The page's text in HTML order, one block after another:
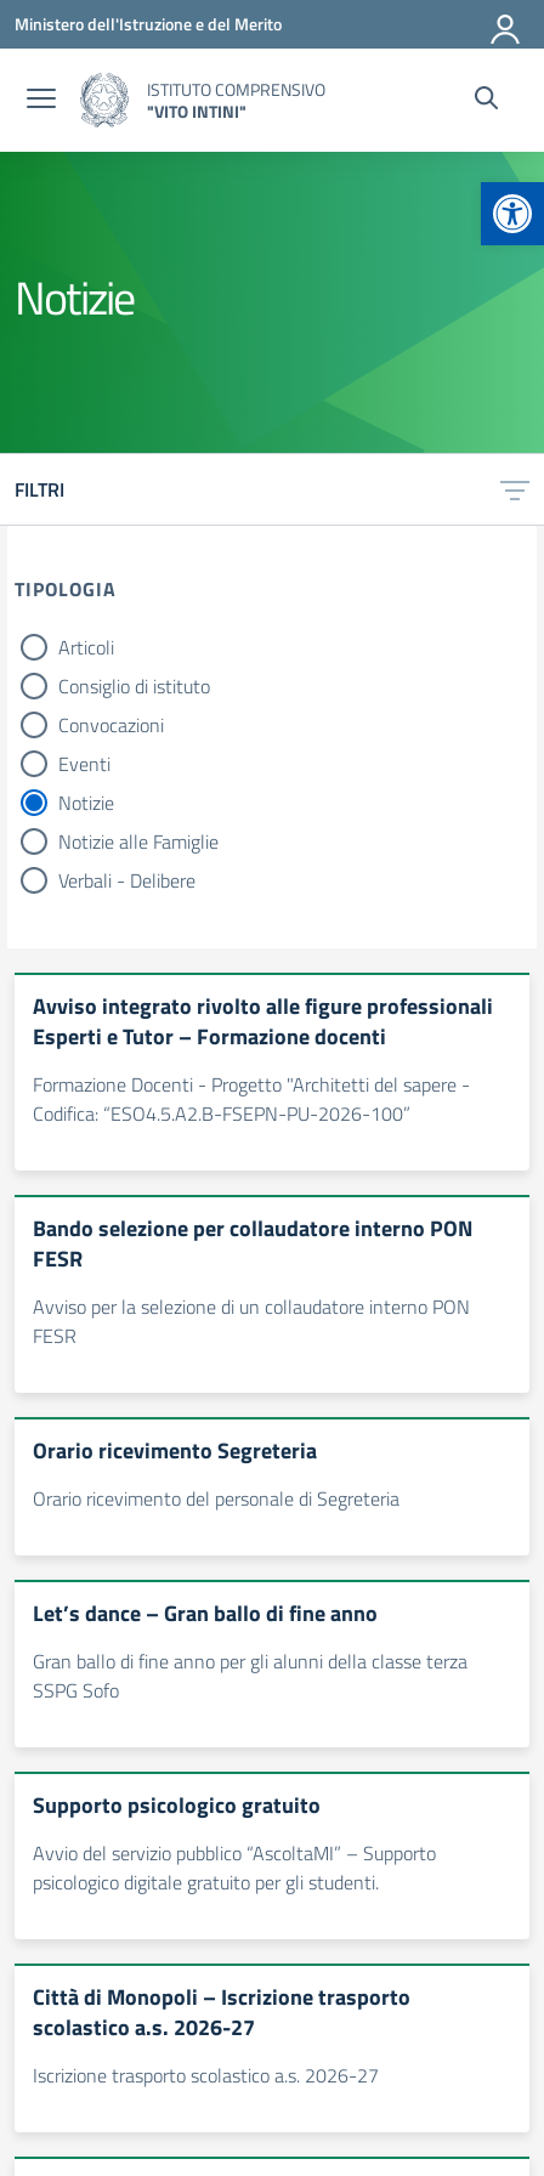
Vai ai contenuti
Vai al menu di navigazione
Vai al footer
Ministero dell'Istruzione e del Merito
ISTITUTO COMPRENSIVO
"VITO INTINI"
Notizie
FILTRI
TIPOLOGIA
tipologia di articoli
Articoli
Consiglio di istituto
Convocazioni
Eventi
Notizie
Notizie alle Famiglie
Verbali - Delibere
Avviso integrato rivolto alle figure professionali
Esperti e Tutor – Formazione docenti
Formazione Docenti - Progetto "Architetti del sapere -
Codifica: “ESO4.5.A2.B-FSEPN-PU-2026-100”
Bando selezione per collaudatore interno PON
FESR
Avviso per la selezione di un collaudatore interno PON
FESR
Orario ricevimento Segreteria
Orario ricevimento del personale di Segreteria
Let’s dance – Gran ballo di fine anno
Gran ballo di fine anno per gli alunni della classe terza
SSPG Sofo
Supporto psicologico gratuito
Avvio del servizio pubblico “AscoltaMI” – Supporto
psicologico digitale gratuito per gli studenti.
Città di Monopoli – Iscrizione trasporto
scolastico a.s. 2026-27
Iscrizione trasporto scolastico a.s. 2026-27